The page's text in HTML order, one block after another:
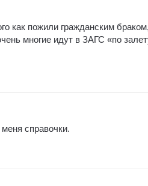
как пожили гражданским
многие идут в ЗАГС «по
справочки.